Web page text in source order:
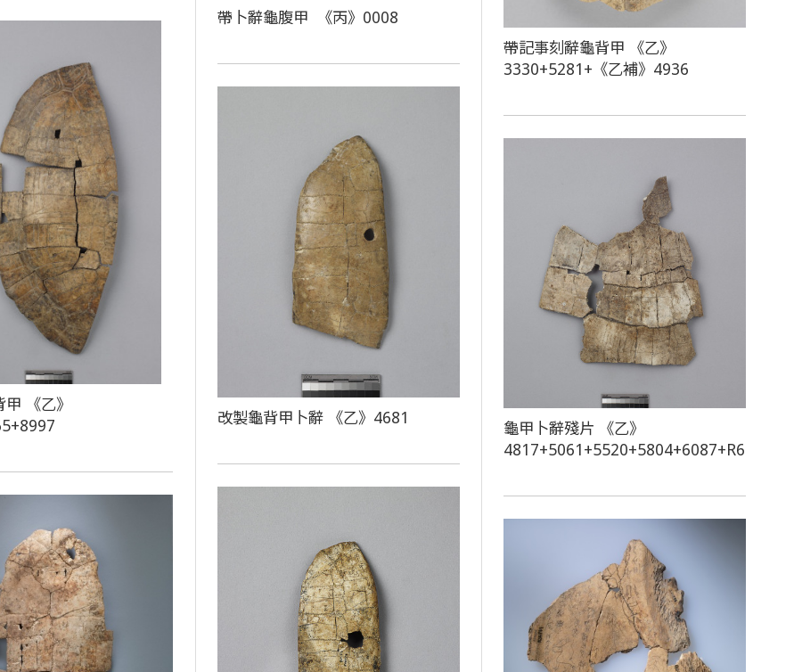
帶卜辭龜腹甲 《丙》0008
帶記事刻辭龜背甲 《乙》
3330+5281+《乙補》4936
《乙》
改製龜背甲卜辭 《乙》4681
龜甲卜辭殘片 《乙》
4817+5061+5520+5804+6087+R60751